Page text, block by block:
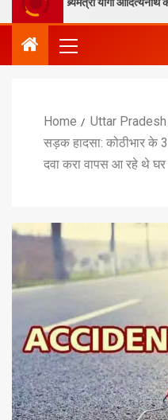
Home
Uttar Pradesh
सड़क हादसा: कोठीभार के
दवा करा वापस आ रहे थे घर